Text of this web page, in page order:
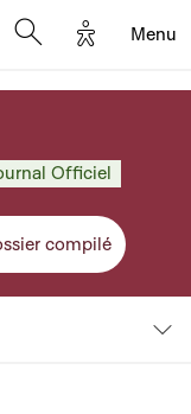
Options
Menu
Officiel
compilé